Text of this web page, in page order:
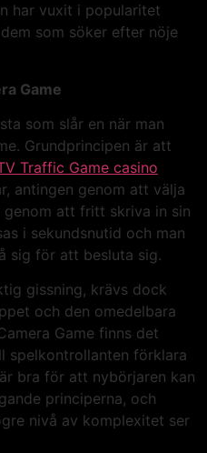
har vuxit i popularitet
som söker efter nöje
Game
som slår en när man
Grundprincipen är att
Traffic Game casino
antingen genom att välja
att fritt skriva in sin
i sekundsnutid och man
sig för att besluta sig.
gissning, krävs dock
och den omedelbara
Game finns det
spelkontrollanten förklara
bra för att nybörjaren kan
principerna, och
nivå av komplexitet ser